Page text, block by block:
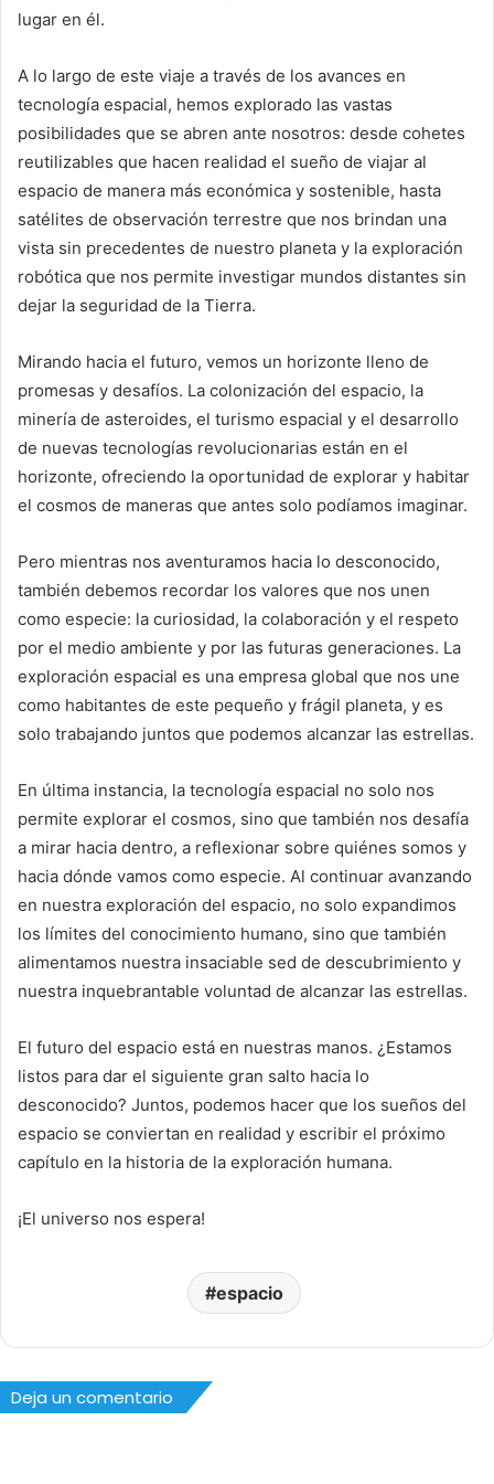
lugar en él.
A lo largo de este viaje a través de los avances en
tecnología espacial, hemos explorado las vastas
posibilidades que se abren ante nosotros: desde cohetes
reutilizables que hacen realidad el sueño de viajar al
espacio de manera más económica y sostenible, hasta
satélites de observación terrestre que nos brindan una
vista sin precedentes de nuestro planeta y la exploración
robótica que nos permite investigar mundos distantes sin
dejar la seguridad de la Tierra.
Mirando hacia el futuro, vemos un horizonte lleno de
promesas y desafíos. La colonización del espacio, la
minería de asteroides, el turismo espacial y el desarrollo
de nuevas tecnologías revolucionarias están en el
horizonte, ofreciendo la oportunidad de explorar y habitar
el cosmos de maneras que antes solo podíamos imaginar.
Pero mientras nos aventuramos hacia lo desconocido,
también debemos recordar los valores que nos unen
como especie: la curiosidad, la colaboración y el respeto
por el medio ambiente y por las futuras generaciones. La
exploración espacial es una empresa global que nos une
como habitantes de este pequeño y frágil planeta, y es
solo trabajando juntos que podemos alcanzar las estrellas.
En última instancia, la tecnología espacial no solo nos
permite explorar el cosmos, sino que también nos desafía
a mirar hacia dentro, a reflexionar sobre quiénes somos y
hacia dónde vamos como especie. Al continuar avanzando
en nuestra exploración del espacio, no solo expandimos
los límites del conocimiento humano, sino que también
alimentamos nuestra insaciable sed de descubrimiento y
nuestra inquebrantable voluntad de alcanzar las estrellas.
El futuro del espacio está en nuestras manos. ¿Estamos
listos para dar el siguiente gran salto hacia lo
desconocido? Juntos, podemos hacer que los sueños del
espacio se conviertan en realidad y escribir el próximo
capítulo en la historia de la exploración humana.
¡El universo nos espera!
espacio
Deja un comentario